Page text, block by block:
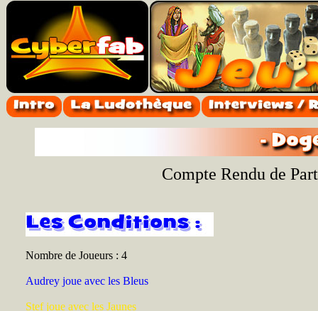
Compte Rendu de
Nombre de Joueurs : 4
Audrey joue avec les Bleus
Stef joue avec les Jaunes